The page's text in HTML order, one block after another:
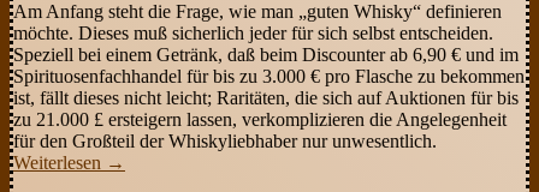
Am Anfang steht die Frage, wie man „guten Whisky“ definieren
möchte. Dieses muß sicherlich jeder für sich selbst entscheiden.
Speziell bei einem Getränk, daß beim Discounter ab 6,90 € und im
Spirituosenfachhandel für bis zu 3.000 € pro Flasche zu bekommen
ist, fällt dieses nicht leicht; Raritäten, die sich auf Auktionen für bis
zu 21.000 £ ersteigern lassen, verkomplizieren die Angelegenheit
für den Großteil der Whiskyliebhaber nur unwesentlich.
Weiterlesen →